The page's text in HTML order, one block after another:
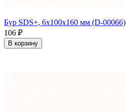
Бур SDS+, 6х100х160 мм (D-00066)
106 ₽
В корзину